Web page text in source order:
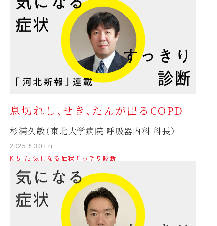
息切れし、せき、たんが出るCOPD
杉浦久敏（東北大学病院 呼吸器内科 科長）
2025.5.30 Fri
K 5-75 気になる症状すっきり診断